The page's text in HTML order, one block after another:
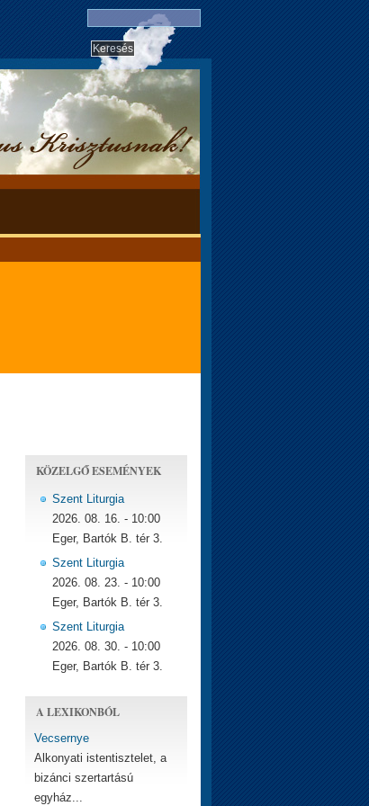
KÖZELGŐ ESEMÉNYEK
Szent Liturgia
2026. 08. 16. - 10:00
Eger, Bartók B. tér 3.
Szent Liturgia
2026. 08. 23. - 10:00
Eger, Bartók B. tér 3.
Szent Liturgia
2026. 08. 30. - 10:00
Eger, Bartók B. tér 3.
A LEXIKONBÓL
Vecsernye
Alkonyati istentisztelet, a
bizánci szertartású
egyház...